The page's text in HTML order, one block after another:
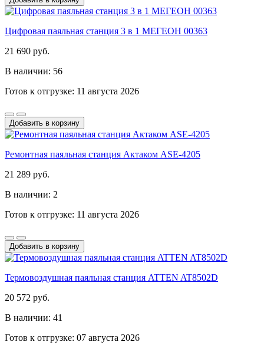
Цифровая паяльная станция 3 в 1 МЕГЕОН 00363
21 690 руб.
В наличии: 56
Готов к отгрузке: 11 августа 2026
Добавить в корзину
Ремонтная паяльная станция Актаком ASE-4205
21 289 руб.
В наличии: 2
Готов к отгрузке: 11 августа 2026
Добавить в корзину
Термовоздушная паяльная станция ATTEN AT8502D
20 572 руб.
В наличии: 41
Готов к отгрузке: 07 августа 2026